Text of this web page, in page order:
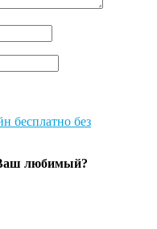
любимый?